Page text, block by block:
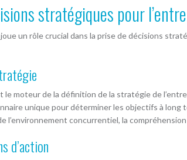
stratégiques pour
un rôle crucial dans la prise de décisions
moteur de la définition de la stratégie de
unique pour déterminer les objectifs à
l’environnement concurrentiel, la
d’action